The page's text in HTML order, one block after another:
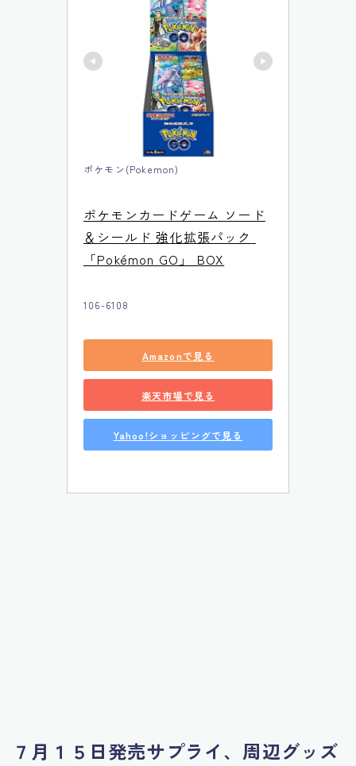
ポケモン(Pokemon)
ポケモンカードゲーム ソード
＆シールド 強化拡張パック
「Pokémon GO」 BOX
106-6108
Amazonで見る
楽天市場で見る
Yahoo!ショッピングで見る
７月１５日発売サプライ、周辺グッズ